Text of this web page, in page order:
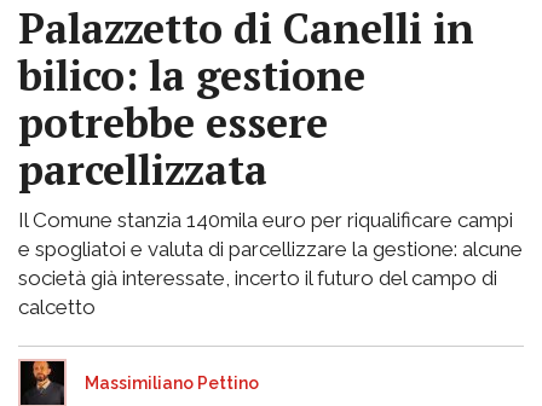
Palazzetto di Canelli in
bilico: la gestione
potrebbe essere
parcellizzata
Il Comune stanzia 140mila euro per riqualificare campi
e spogliatoi e valuta di parcellizzare la gestione: alcune
società già interessate, incerto il futuro del campo di
calcetto
Massimiliano Pettino